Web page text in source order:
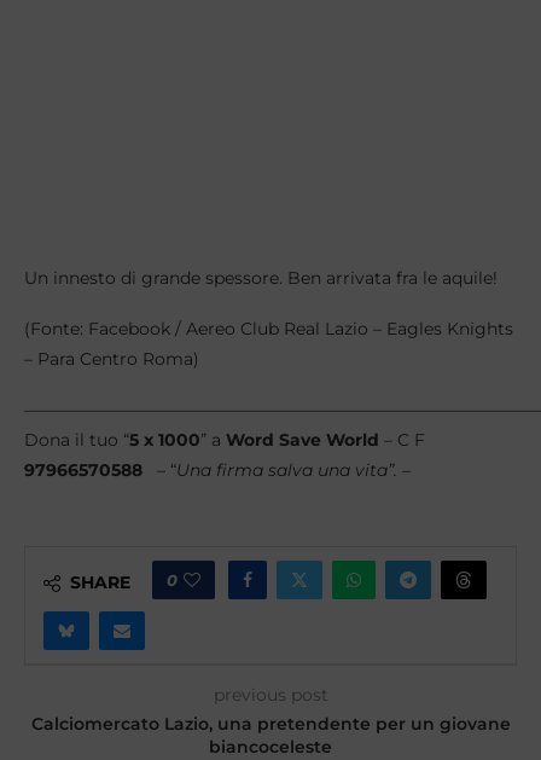
Un innesto di grande spessore. Ben arrivata fra le aquile!
(Fonte: Facebook / Aereo Club Real Lazio – Eagles Knights
– Para Centro Roma)
Dona il tuo “5 x 1000” a Word Save World – C F
97966570588 – “Una firma salva una vita”. –
SHARE 0
previous post
Calciomercato Lazio, una pretendente per un giovane
biancoceleste